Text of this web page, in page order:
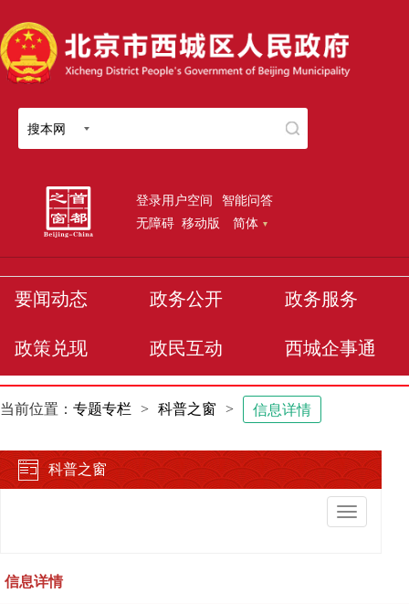
搜本网
登录用户空间 智能问答
无障碍 移动版 简体
要闻动态 政务公开 政务服务
政策兑现 政民互动 西城企事通
当前位置： 专题专栏 > 科普之窗 > 信息详情
科普之窗
切
换
信息详情